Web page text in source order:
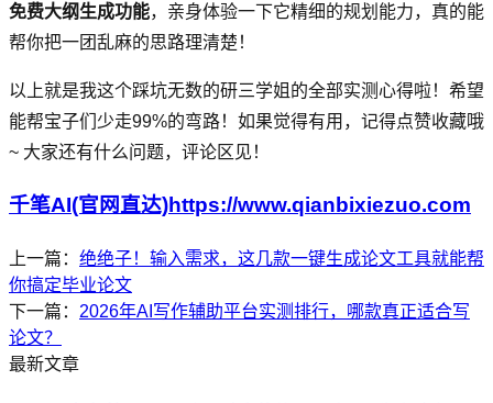
免费大纲生成功能，亲身体验一下它精细的规划能力，真的能
帮你把一团乱麻的思路理清楚！
以上就是我这个踩坑无数的研三学姐的全部实测心得啦！希望
能帮宝子们少走99%的弯路！如果觉得有用，记得点赞收藏哦
~ 大家还有什么问题，评论区见！
千笔AI(官网直达)https://www.qianbixiezuo.com
上一篇： 绝绝子！输入需求，这几款一键生成论文工具就能帮
你搞定毕业论文
下一篇： 2026年AI写作辅助平台实测排行，哪款真正适合写
论文？
最新文章